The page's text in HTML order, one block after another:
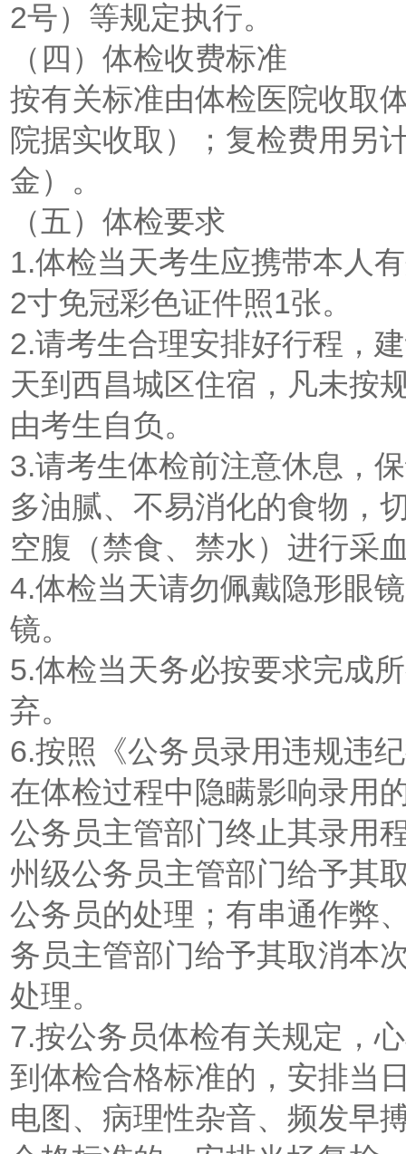
2号）等规定执行。
（四）体检收费标准
按有关标准由体检医院收取
院据实收取）；复检费用另
金）。
（五）体检要求
1.体检当天考生应携带本人
2寸免冠彩色证件照1张。
2.请考生合理安排好行程，
天到西昌城区住宿，凡未按
由考生自负。
3.请考生体检前注意休息，
多油腻、不易消化的食物，
空腹（禁食、禁水）进行采
4.体检当天请勿佩戴隐形眼
镜。
5.体检当天务必按要求完成
弃。
6.按照《公务员录用违规违
在体检过程中隐瞒影响录用
公务员主管部门终止其录用
州级公务员主管部门给予其
公务员的处理；有串通作弊
务员主管部门给予其取消本
处理。
7.按公务员体检有关规定，
到体检合格标准的，安排当
电图、病理性杂音、频发早